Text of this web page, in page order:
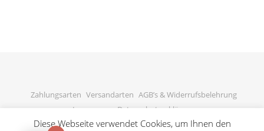
Zahlungsarten Versandarten AGB’s & Widerrufsbelehrung
Impressum
Datenschutzerklärung
Diese Webseite verwendet Cookies, um Ihnen den